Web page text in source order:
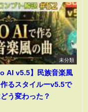
未分類
AI v5.5】民族音楽風
るスタイルーv5.5で
う変わった？